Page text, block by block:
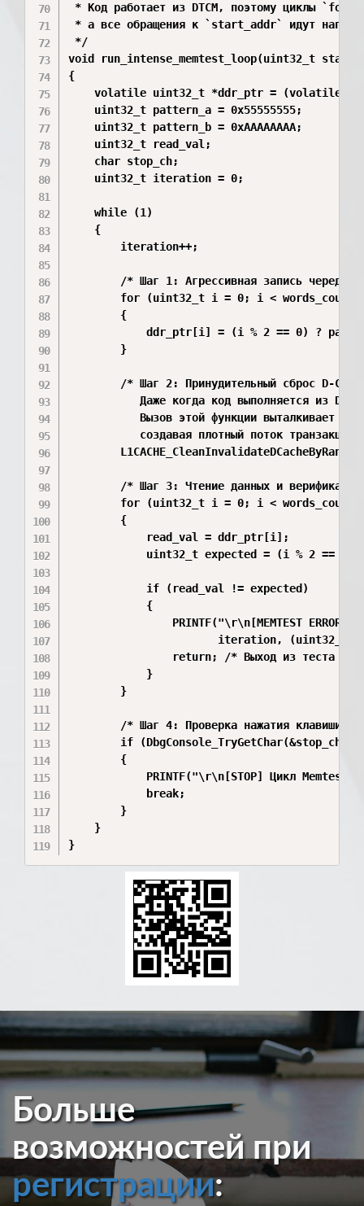
* Код работает из DTCM, поэтому циклы `for`
* а все обращения к `start_addr` идут
*/
void run_intense_memtest_loop(uint32_t
{
volatile uint32_t *ddr_ptr = (volatile
    uint32_t pattern_a = 0x55555555;
    uint32_t pattern_b = 0xAAAAAAAA;
    uint32_t read_val;
    char stop_ch;
    uint32_t iteration = 0;
    while (1)
    {
        iteration++;
/* Шаг 1: Агрессивная запись
for (uint32_t i = 0; i <
        {
ddr_ptr[i] = (i % 2 == 0) ?
        }
/* Шаг 2: Принудительный сброс D-
Даже когда код выполняется из
Вызов этой функции выталкивает
создавая плотный поток транзакций.
/* Шаг 3: Чтение данных и
for (uint32_t i = 0; i <
        {
            read_val = ddr_ptr[i];
uint32_t expected = (i % 2 == 0)
            if (read_val != expected)
            {
PRINTF("\r\n[MEMTEST ERROR]
iteration,
return; /* Выход из теста
            }
        }
/* Шаг 4: Проверка нажатия клавиши
if (DbgConsole_TryGetChar(&stop_ch)
        {
PRINTF("\r\n[STOP] Цикл Memtest
            break;
        }
    }
Больше
возможностей при
регистрации: